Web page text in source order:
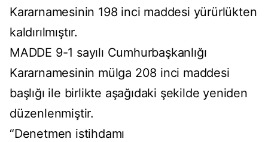
Kararnamesinin 198 inci maddesi yürürlükten
kaldırılmıştır.
MADDE 9-1 sayılı Cumhurbaşkanlığı
Kararnamesinin mülga 208 inci maddesi
başlığı ile birlikte aşağıdaki şekilde yeniden
düzenlenmiştir.
“Denetmen istihdamı